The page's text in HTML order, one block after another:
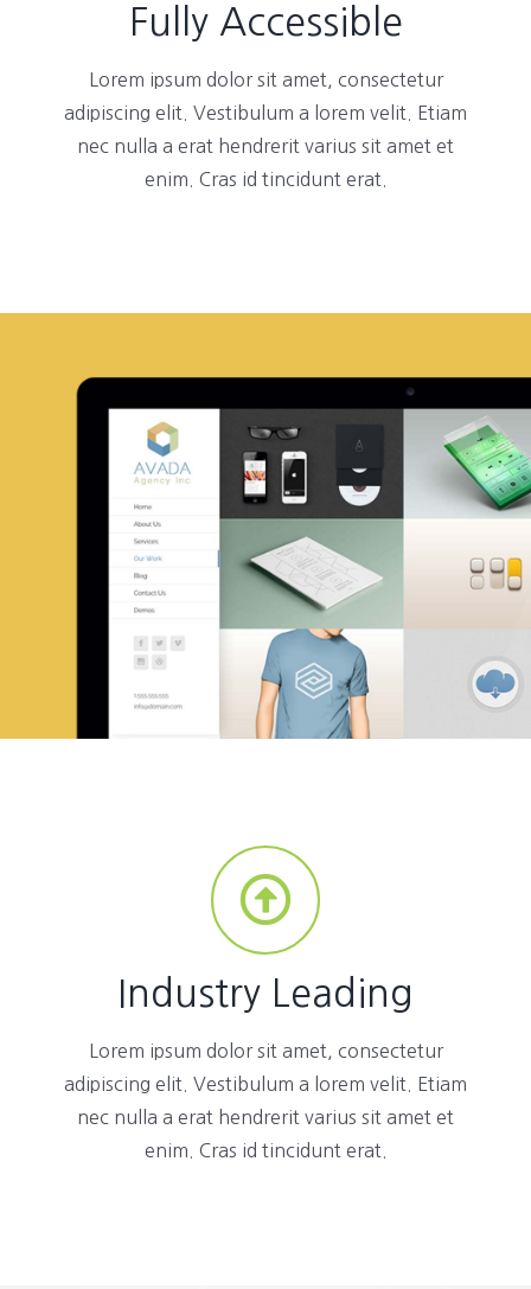
Fully Accessible
Lorem ipsum dolor sit amet, consectetur
adipiscing elit. Vestibulum a lorem velit. Etiam
nec nulla a erat hendrerit varius sit amet et
enim. Cras id tincidunt erat.
Industry Leading
Lorem ipsum dolor sit amet, consectetur
adipiscing elit. Vestibulum a lorem velit. Etiam
nec nulla a erat hendrerit varius sit amet et
enim. Cras id tincidunt erat.